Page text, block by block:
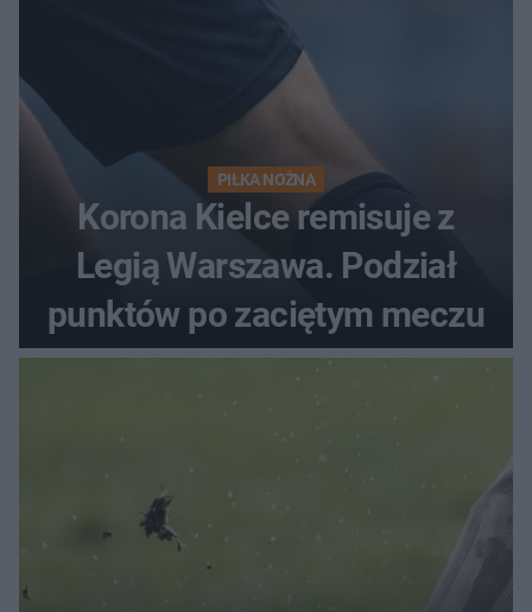
PIŁKA NOŻNA
Korona Kielce remisuje z
Legią Warszawa. Podział
punktów po zaciętym meczu